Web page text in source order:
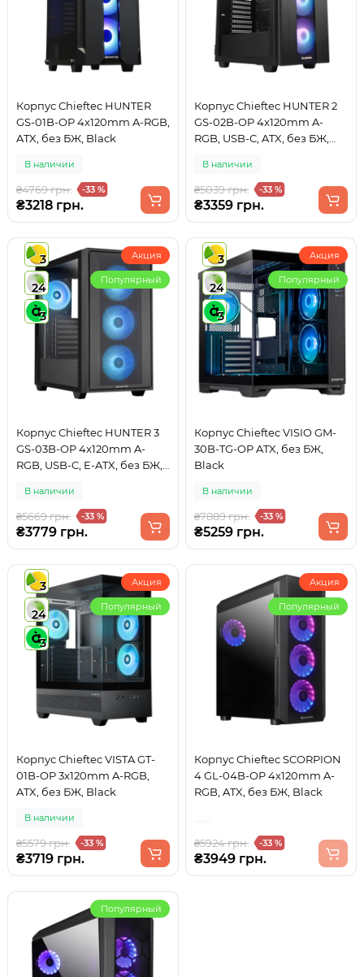
Корпус Chieftec HUNTER
GS-01B-OP 4x120mm A-RGB,
ATX, без БЖ, Black
В наличии
₴4769 грн. -33 %
₴3218 грн.
Корпус Chieftec HUNTER 2
GS-02B-OP 4x120mm A-
RGB, USB-C, ATX, без БЖ,
В наличии
₴5039 грн. -33 %
₴3359 грн.
3
24
3
Акция
Популярный
Корпус Chieftec HUNTER 3
GS-03B-OP 4x120mm A-
RGB, USB-C, E-ATX, без БЖ,
В наличии
₴5669 грн. -33 %
₴3779 грн.
3
24
3
Акция
Популярный
Корпус Chieftec VISIO GM-
30B-TG-OP ATX, без БЖ,
Black
В наличии
₴7889 грн. -33 %
₴5259 грн.
3
24
3
Акция
Популярный
Корпус Chieftec VISTA GT-
01B-OP 3x120mm A-RGB,
ATX, без БЖ, Black
В наличии
₴5579 грн. -33 %
₴3719 грн.
Акция
Популярный
Корпус Chieftec SCORPION
4 GL-04B-OP 4x120mm A-
RGB, ATX, без БЖ, Black
₴5924 грн. -33 %
₴3949 грн.
Популярный